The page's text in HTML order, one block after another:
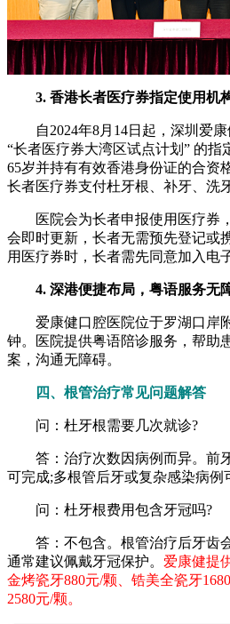
3. 香港长者医疗券指定使用机
自2024年8月14日起，深圳爱康
“长者医疗券大湾区试点计划” 的指
65岁并持有有效香港身份证的合资
长者医疗券支付杜牙根、补牙、洗
医院会为长者申报使用医疗券
会即时更新，长者无需预先登记或
用医疗券时，长者需先同意加入电
4. 深港便捷布局，粤语服务无
爱康健口腔医院位于罗湖口岸
钟。医院提供粤语陪诊服务，帮助
案，沟通无障碍。
四、根管治疗常见问题解答
问：杜牙根需要几次就诊?
答：治疗次数因病例而异。前
可完成;多根管后牙或复杂感染病例
问：杜牙根费用包含牙冠吗?
答：不包含。根管治疗后牙齿会
通常建议佩戴牙冠保护。 爱康健提
金烤瓷牙880元/颗、锆美全瓷牙
2580元/颗。